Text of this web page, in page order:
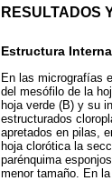
RESULTADOS
Estructura
En las micrografías
del mesófilo de la
hoja verde (B) y su
estructurados
apretados en pilas,
hoja clorótica la
parénquima
menor tamaño. En